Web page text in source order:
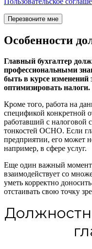
Особенности
Главный бухгалтер
профессиональными
быть в курсе изменений
оптимизировать налоги.
Кроме того, работа на
спецификой конкретной
работавший с налоговой
тонкостей ОСНО. Если
предприятии, его может
например, в сфере услуг.
Еще один важный момент
взаимодействует со
уметь корректно
отстаивать свою точку